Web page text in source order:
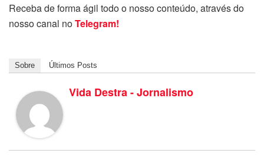
Receba de forma ágil todo o nosso conteúdo, através do
nosso canal noTelegram!
Sobre Últimos Posts
Vida Destra - Jornalismo